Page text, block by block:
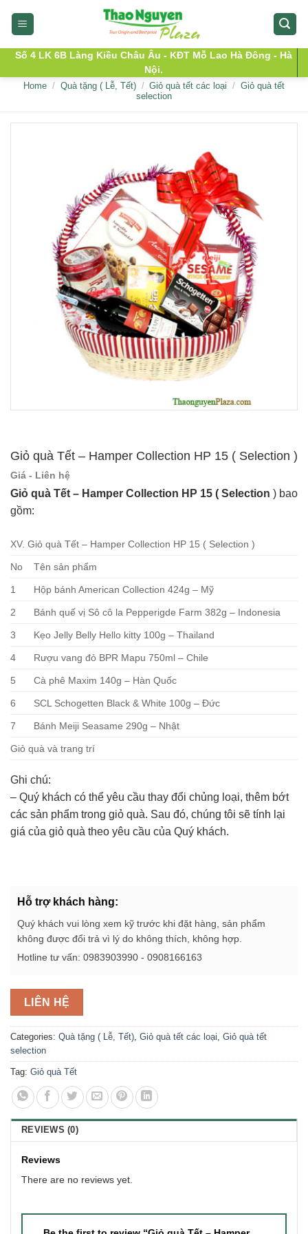
Số 4 LK 6B Làng Kiều Châu Âu - KĐT Mỗ Lao Hà Đông - Hà
Nội.
Home / Quà tặng ( Lễ, Tết) / Giỏ quà tết các loại / Giỏ quà tết
selection
Giỏ quà Tết – Hamper Collection HP 15 ( Selection )
Giá - Liên hệ
Giỏ quà Tết – Hamper Collection HP 15 ( Selection ) bao
gồm:
XV. Giỏ quà Tết – Hamper Collection HP 15 ( Selection )
No Tên sản phẩm
1 Hộp bánh American Collection 424g – Mỹ
2 Bánh quế vị Sô cô la Pepperigde Farm 382g – Indonesia
3 Kẹo Jelly Belly Hello kitty 100g – Thailand
4 Rượu vang đỏ BPR Mapu 750ml – Chile
5 Cà phê Maxim 140g – Hàn Quốc
6 SCL Schogetten Black & White 100g – Đức
7 Bánh Meiji Seasame 290g – Nhật
Giỏ quà và trang trí
Ghi chú:
– Quý khách có thể yêu cầu thay đổi chủng loại, thêm bớt
các sản phẩm trong giỏ quà. Sau đó, chúng tôi sẽ tính lại
giá của giỏ quà theo yêu cầu của Quý khách.
Hỗ trợ khách hàng:
Quý khách vui lòng xem kỹ trước khi đặt hàng, sản phẩm
không được đổi trả vì lý do không thích, không hợp.
Hotline tư vấn: 0983903990 - 0908166163
LIÊN HỆ
Categories: Quà tặng ( Lễ, Tết), Giỏ quà tết các loại, Giỏ quà tết
selection
Tag: Giỏ quà Tết
REVIEWS (0)
Reviews
There are no reviews yet.